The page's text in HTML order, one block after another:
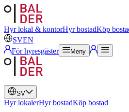
Hyr lokal & kontorHyr bostadKöp
SVEN
För hyresgäster
Meny
SV
Svenska
Engelska
Hyr lokalerHyr bostadKöp bostad